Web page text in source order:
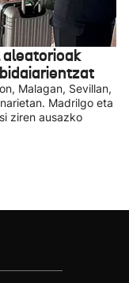
Malagan, Sevillan,
Madrilgo eta
ziren ausazko